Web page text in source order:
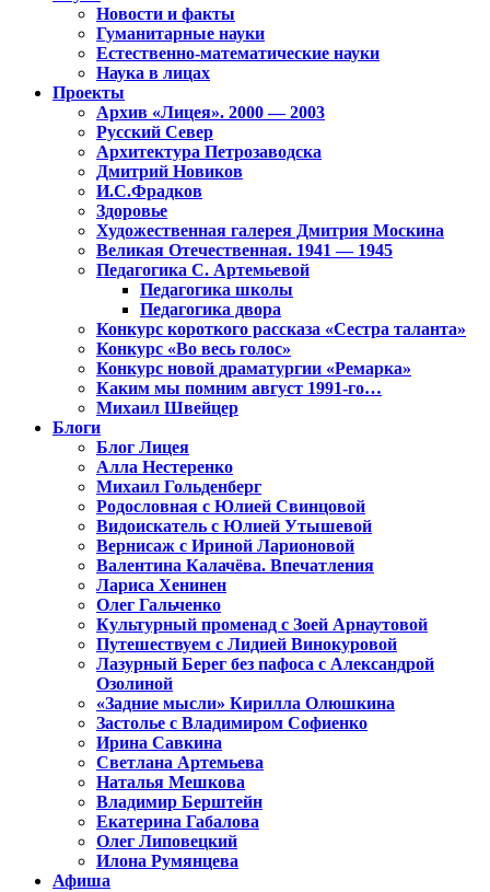
Новости и факты
Гуманитарные науки
Естественно-математические науки
Наука в лицах
Проекты
Архив «Лицея». 2000 — 2003
Русский Север
Архитектура Петрозаводска
Дмитрий Новиков
И.С.Фрадков
Здоровье
Художественная галерея Дмитрия Москина
Великая Отечественная. 1941 — 1945
Педагогика С. Артемьевой
Педагогика школы
Педагогика двора
Конкурс короткого рассказа «Сестра таланта»
Конкурс «Во весь голос»
Конкурс новой драматургии «Ремарка»
Каким мы помним август 1991-го…
Михаил Швейцер
Блоги
Блог Лицея
Алла Нестеренко
Михаил Гольденберг
Родословная с Юлией Свинцовой
Видоискатель с Юлией Утышевой
Вернисаж с Ириной Ларионовой
Валентина Калачёва. Впечатления
Лариса Хенинен
Олег Гальченко
Культурный променад с Зоей Арнаутовой
Путешествуем с Лидией Винокуровой
Лазурный Берег без пафоса с Александрой
Озолиной
«Задние мысли» Кирилла Олюшкина
Застолье с Владимиром Софиенко
Ирина Савкина
Светлана Артемьева
Наталья Мешкова
Владимир Берштейн
Екатерина Габалова
Олег Липовецкий
Илона Румянцева
Афиша